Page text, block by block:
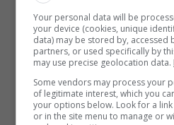
Your personal data will be
your device (cookies, unique
data) may be stored by, accessed
partners, or used specifically by
may use precise geolocation data.
Some vendors may process your
of legitimate interest, which you
your options below. Look for a
or in the site menu to manage or